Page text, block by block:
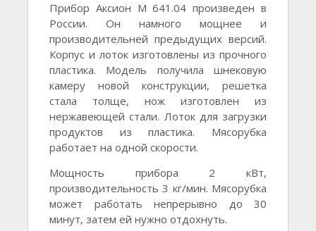
Прибор Аксион М 641.04 произведен в
России. Он намного мощнее и
производительней предыдущих версий.
Корпус и лоток изготовлены из прочного
пластика. Модель получила шнековую
камеру новой конструкции, решетка
стала толще, нож изготовлен из
нержавеющей стали. Лоток для загрузки
продуктов из пластика. Мясорубка
работает на одной скорости.
Мощность прибора 2 кВт,
производительность 3 кг/мин. Мясорубка
может работать непрерывно до 30
минут, затем ей нужно отдохнуть.